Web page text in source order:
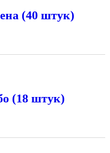
(40 штук)
(18 штук)